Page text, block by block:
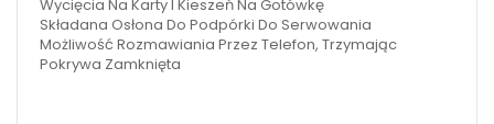
Wycięcia Na Karty I Kieszeń Na Gotówkę
Składana Osłona Do Podpórki Do Serwowania
Możliwość Rozmawiania Przez Telefon, Trzymając
Pokrywa Zamknięta